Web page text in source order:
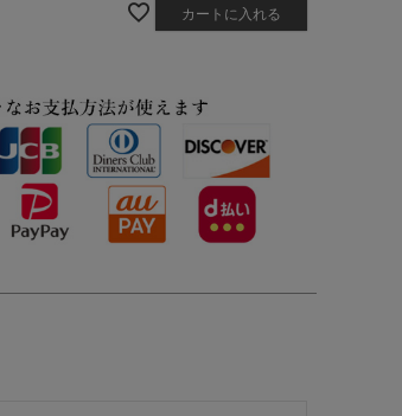
カートに入れる